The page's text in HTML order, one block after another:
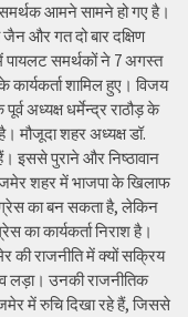
आमने सामने हो गए है।
और गत दो बार दक्षिण
पायलट समर्थकों ने 7 अगस्त
शामिल हुए। विजय
अध्यक्ष धर्मेन्द्र राठौड़ के
शहर अध्यक्ष डॉ.
इससे पुराने और निष्ठावान
शहर में भाजपा के खिलाफ
का बन सकता है, लेकिन
का कार्यकर्ता निराश है।
की राजनीति में क्यों सक्रिय
लड़ा। उनकी राजनीतिक
में रुचि दिखा रहे हैं, जिससे